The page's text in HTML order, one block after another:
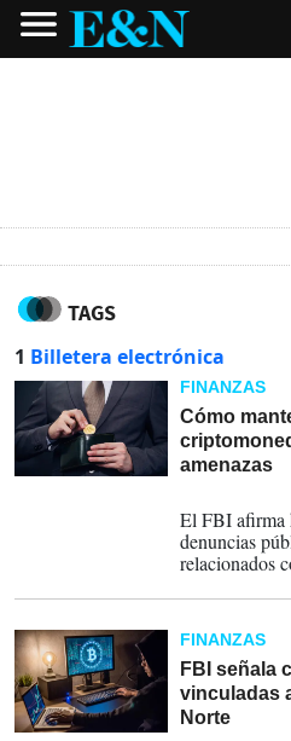
TAGS
1 Billetera electrónica
FINANZAS
Cómo
amenazas
El FBI afirma
denuncias
relacionados
FINANZAS
FBI señala
vinculadas
Norte